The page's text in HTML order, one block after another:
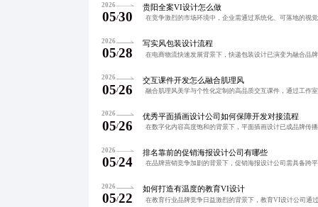
2026
05/30
贵阳全案VI设计怎么做
2026
05/28
写实风包装设计流程
2026
05/26
交互课件开发怎么融合肌理风
2026
05/26
优秀平面插画设计公司如何保障开发对接流程
2026
05/24
排名靠前的促销海报设计公司有哪些
2026
05/22
如何打造有温度的教育VI设计